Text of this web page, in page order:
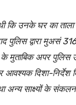
कि उनके घर का ताला
पुलिस द्वारा मुअसं
मुताबिक अपर पुलिस
दिशा-निर्देश
अन्य साक्ष्यों के